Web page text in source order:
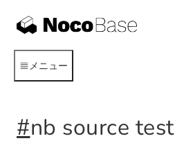
メニュー
#nb source test